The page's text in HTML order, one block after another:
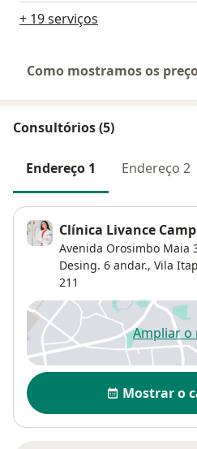
+ 19 serviços
Como mostramos os
Consultórios (5)
Endereço 1 Endereço 2
Clínica Livance
Avenida Orosimbo Maia
Desing. 6 andar., Vila
211
Ampliar o
Disponibilidade
Mostrar o